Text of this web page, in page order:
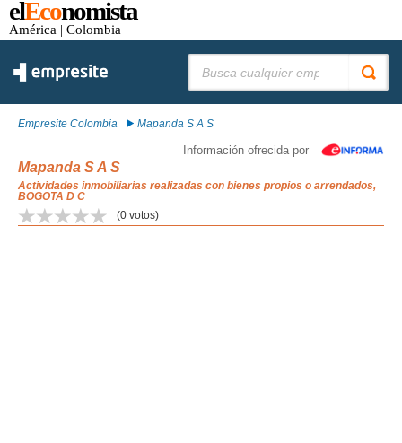
elEconomista
América | Colombia
Empresite Colombia Mapanda S A S
Información ofrecida por
Mapanda S A S
Actividades inmobiliarias realizadas con bienes propios o arrendados,
BOGOTA D C
(0 votos)